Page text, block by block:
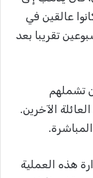
عالقين في
تقريبا بعد
تشملهم
الآخرين.
هذه العملية